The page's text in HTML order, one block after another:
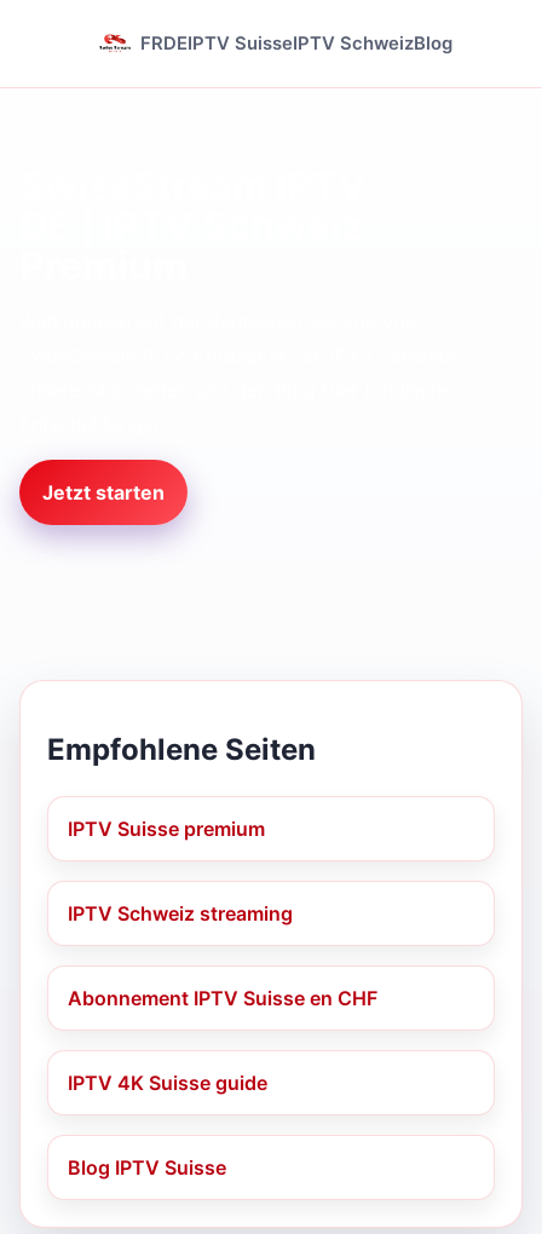
FRDEIPTV SuisseIPTV SchweizBlog
Jetzt starten
Empfohlene Seiten
IPTV Suisse premium
IPTV Schweiz streaming
Abonnement IPTV Suisse en CHF
IPTV 4K Suisse guide
Blog IPTV Suisse